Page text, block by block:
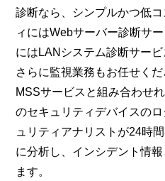
診断なら、シンプルかつ低
ィにはWebサーバー診断サ
にはLANシステム診断サービ
さらに監視業務もお任せく
MSSサービスと組み合わせ
のセキュリティデバイスの
ュリティアナリストが24時
に分析し、インシデント情
ます。